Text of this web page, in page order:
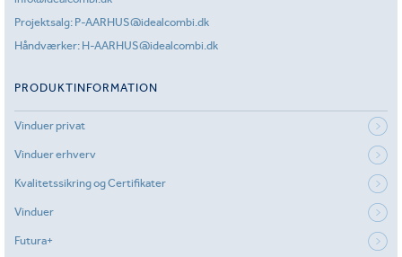
Projektsalg: P-AARHUS@idealcombi.dk
Håndværker: H-AARHUS@idealcombi.dk
PRODUKTINFORMATION
Vinduer privat
Vinduer erhverv
Kvalitetssikring og Certifikater
Vinduer
Futura+